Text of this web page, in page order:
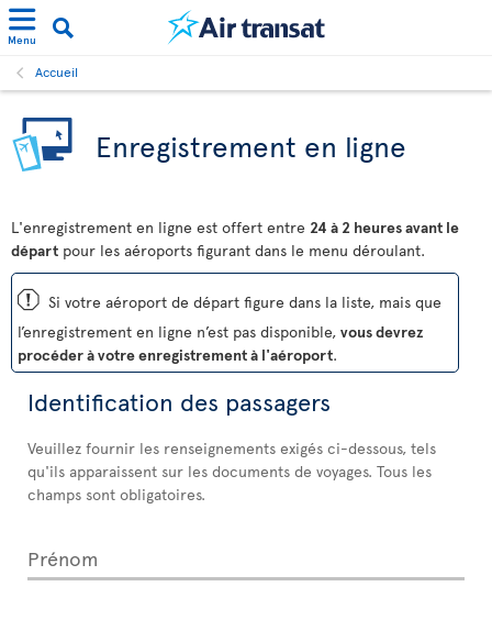
Menu
Accueil
Enregistrement en ligne
L'enregistrement en ligne est offert entre 24 à 2 heures avant le
départ pour les aéroports figurant dans le menu déroulant.
ü Si votre aéroport de départ figure dans la liste, mais que
l’enregistrement en ligne n’est pas disponible, vous devrez
procéder à votre enregistrement à l'aéroport.
Identification des passagers
Veuillez fournir les renseignements exigés ci-dessous, tels
qu'ils apparaissent sur les documents de voyages. Tous les
champs sont obligatoires.
Prénom